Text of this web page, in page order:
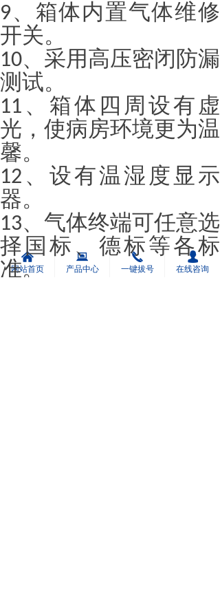
9、箱体内置气体维修
开关。
10、采用高压密闭防漏
测试。
11 、箱体四周设有虚
光，使病房环境更为温
馨。
12 、设有温湿度显示
器。
13、气体终端可任意选
择国标、德标等各标
准。
낀
网站首页
뀵
产品中心
끅
一键拔号
넙
在线咨询